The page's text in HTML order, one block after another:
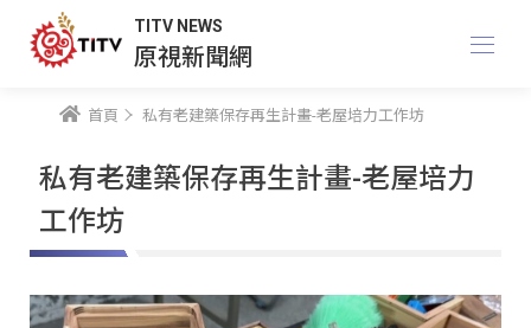
TITV NEWS
原視新聞網
首頁 私有老建築保存再生計畫-老屋培力工作坊
私有老建築保存再生計畫-老屋培力
工作坊